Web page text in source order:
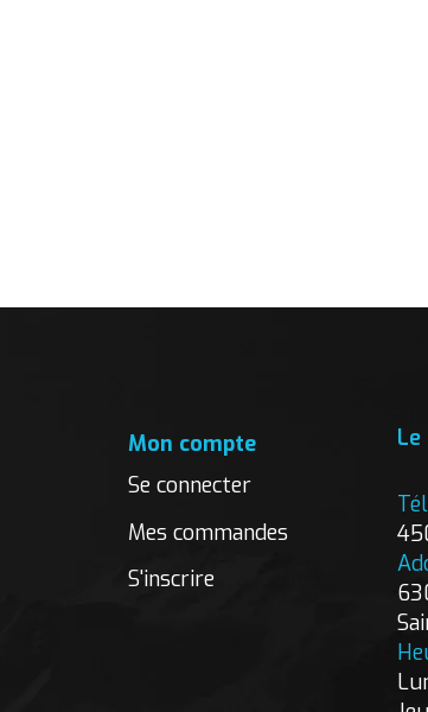
Mon compte
Se connecter
Mes commandes
S'inscrire
Le